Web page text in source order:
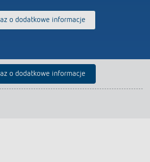
o dodatkowe informacje
o dodatkowe informacje